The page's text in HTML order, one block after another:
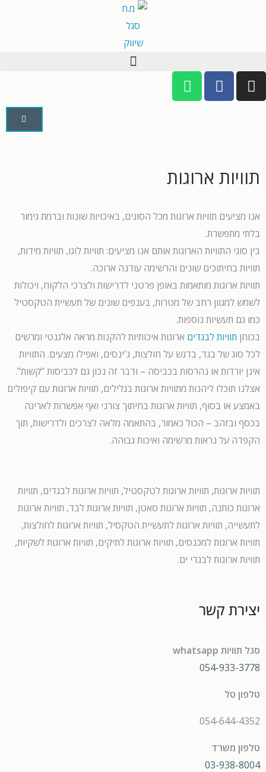
תוויות ארוגות
אנו מציעים תוויות ארוגות מכל הסוגים, באיכויות שונות וברמת גימור
בלתי מתפשרת.
בין סוגי התוויות הארוגות אותם אנו מציעים: תוויות לוגו, תוויות מידות,
תוויות בחיתוכים שונים והרשימה עודנה ארוכה.
תוויות ארוגות מותאמות באופן פרטני לדרישות ולצרכי הלקוח, ויכולות
לשמש למגוון רחב של מטרות, בענפים שונים של תעשיית הטקסטיל
כמו גם תעשיות נוספות.
בכוחן תוויות לבגדים ארוגות איכותיות להקנות מראה אלגנטי ומרשים
לכל סוג של בגד, בדגש על חולצות, ג'ינסים, ואפילו מצעים. התוויות
אינן יורדות או נהרסות בכביסה – ודבר זה נכון גם לכביסות "קשות".
אצלנו תוכלו ליהנות מתוויות ארוגות בגלילים, תוויות ארוגות עם קיפולים
באמצע או בסוף, תוויות ארוגות בחיתוך צורני ואף אפשרות לאריגה
בכסף ובזהב – הכול כאמור, בהתאמה מלאה לצרכים ולדרישות, תוך
הקפדה על נראות מרשימה ואיכות גבוהה.
תוויות ארוגות, תוויות ארוגות לטקסטיל, תוויות ארוגות לבגדים, תוויות
ארוגות כותנה, תוויות ארוגות סאטן, תוויות ארוגות לבד, תוויות ארוגות
לתעשייה, תוויות ארוגות לתעשיית הטקסיל, תוויות ארוגות לחולצות,
תוויות ארוגות למכנסים, תוויות ארוגות לתיקים, תוויות ארוגות לשקיות,
תוויות ארוגות לבגדי ים.
יצירת קשר
סגל תוויות whatsapp
054-933-3778
טלפון טל
054-644-4352
טלפון משרד
03-938-8004